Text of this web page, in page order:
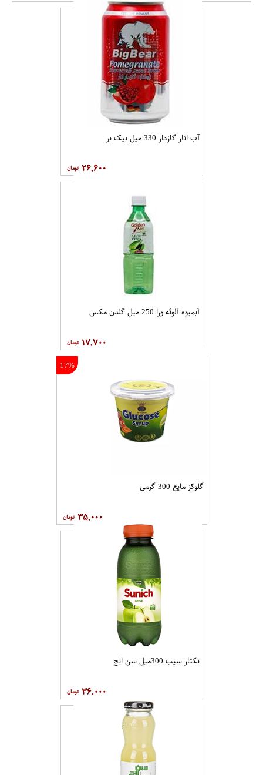
آب انار گازدار 330 میل بیک بر
۲۶,۶۰۰
آبمیوه آلوئه ورا 250 میل گلدن مکس
۱۷,۷۰۰
17%
گلوکز مایع 300 گرمی
۳۵,۰۰۰
نکتار سیب 300میل سن ایچ
۳۶,۰۰۰